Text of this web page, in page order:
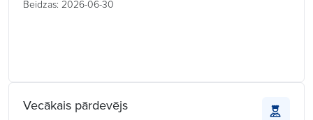
Beidzas: 2026-06-30
Vecākais pārdevējs